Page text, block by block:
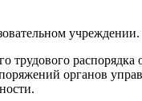
учреждении.
органов